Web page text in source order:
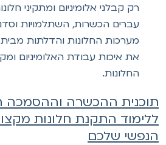
רק קבלני אלומיניום ומתקיני
עברים הכשרות, השתלמויות
מערכות החלונות והדלתות מבית
את איכות עבודת האלומיניום
החלונות.
ההכשרה וההסמכה
התקנת חלונות
שלכם